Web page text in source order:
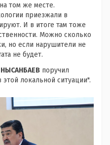
том же месте.
приезжали в
И в итоге там тоже
Можно сколько
но если нарушители не
не будет.
НЫСАНБАЕВ поручил
локальной ситуации".